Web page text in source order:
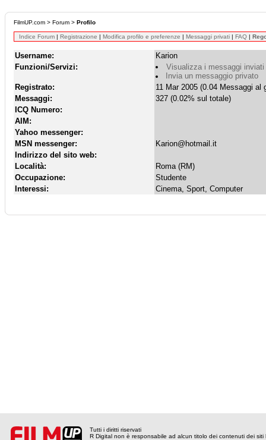
FilmUP.com > Forum > Profilo
Indice Forum | Registrazione | Modifica profilo e preferenze | Messaggi privati | FAQ |
Username:
Karion
Funzioni/Servizi:
Visualizza i messaggi
Invia un messaggio privato
Registrato:
11 Mar 2005 (0.04 Messaggi al
Messaggi:
327 (0.02% sul totale)
ICQ Numero:
AIM:
Yahoo messenger:
MSN messenger:
Karion@hotmail.it
Indirizzo del sito web:
Località:
Roma (RM)
Occupazione:
Studente
Interessi:
Cinema, Sport, Computer
Tutti i diritti riservati
R Digital non è responsabile ad alcun titolo dei contenuti dei siti